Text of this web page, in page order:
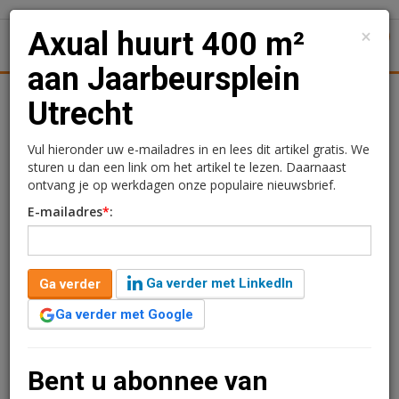
Juridisch | Fiscaal Transacties
Axual huurt 400 m² aan
Jaarbeursplein Utrecht
Axual BV heeft een kortlopend huurcontract afgesloten
met CBRE Global Investors voor de huur van 388 m² in
kantorencomplex Sypesteyn aan het Jaarbeursplein in
×
Axual huurt 400 m²
aan Jaarbeursplein
Utrecht
Vul hieronder uw e-mailadres in en lees dit artikel gratis. We
sturen u dan een link om het artikel te lezen. Daarnaast
ontvang je op werkdagen onze populaire nieuwsbrief.
E-mailadres*:
Ga verder
Ga verder met LinkedIn
Ga verder met Google
Bent u abonnee van